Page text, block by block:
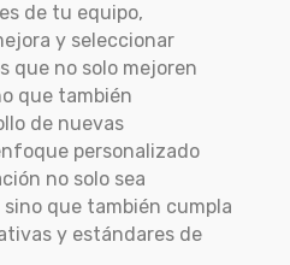
de tu equipo,
y seleccionar
que no solo mejoren
que también
de nuevas
personalizado
no solo sea
que también cumpla
y estándares de